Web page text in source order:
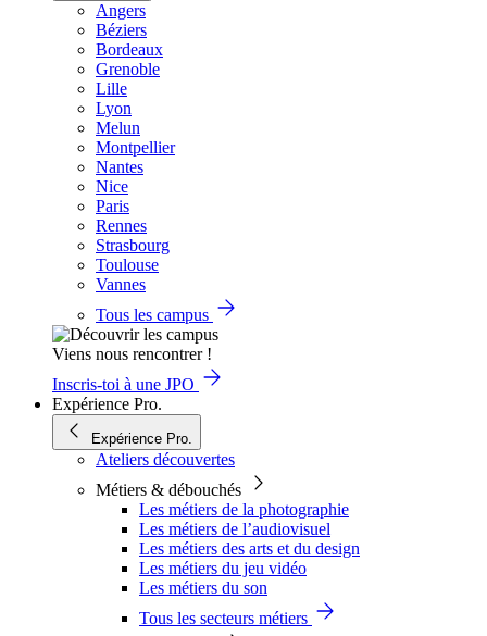
Angers
Béziers
Bordeaux
Grenoble
Lille
Lyon
Melun
Montpellier
Nantes
Nice
Paris
Rennes
Strasbourg
Toulouse
Vannes
Tous les campus
Viens nous rencontrer !
Inscris-toi à une JPO
Expérience Pro.
Expérience Pro.
Ateliers découvertes
Métiers & débouchés
Les métiers de la photographie
Les métiers de l’audiovisuel
Les métiers des arts et du design
Les métiers du jeu vidéo
Les métiers du son
Tous les secteurs métiers